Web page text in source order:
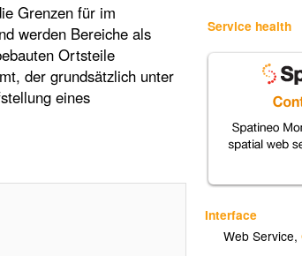
Service health
Interface
Web Service,
Grenzen für im
werden Bereiche als
Ortsteile
der grundsätzlich unter
eines